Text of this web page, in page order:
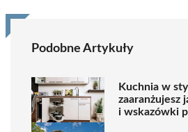
Podobne Artykuły
Kuchnia w
zaaranżujesz
i wskazówki